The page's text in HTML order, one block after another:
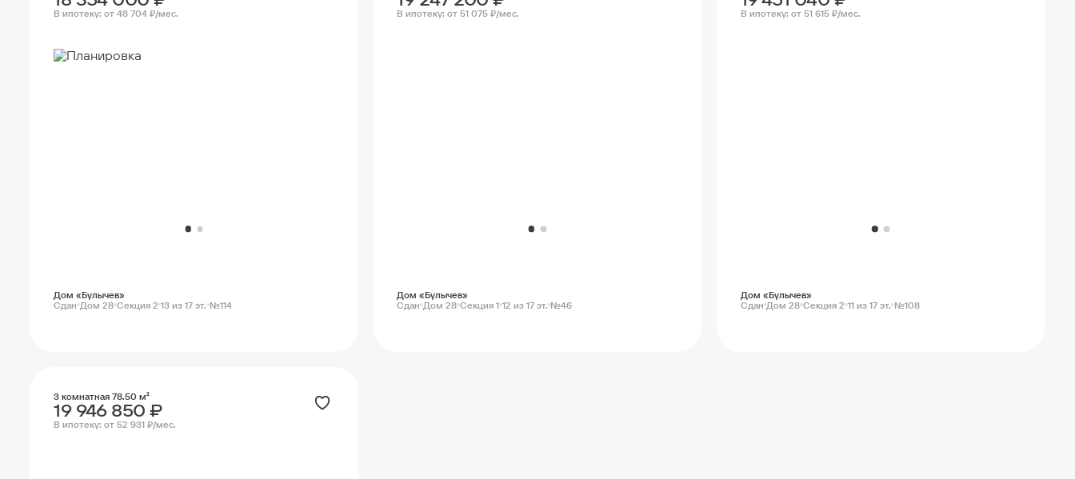
В ипотеку:от 48 704 ₽/мес.
Дом «Булычев»
Сдан Дом 28 Секция 2 13 из 17 эт. №114
В ипотеку:от 51 075 ₽/мес.
Дом «Булычев»
Сдан Дом 28 Секция 1 12 из 17 эт. №46
В ипотеку: от 51 615 ₽/мес.
Дом «Булычев»
Сдан Дом 28 Секция 2 11 из 17 эт. №108
3 комнатная 78.50 м²
19 946 850 ₽
В ипотеку:от 52 931 ₽/мес.